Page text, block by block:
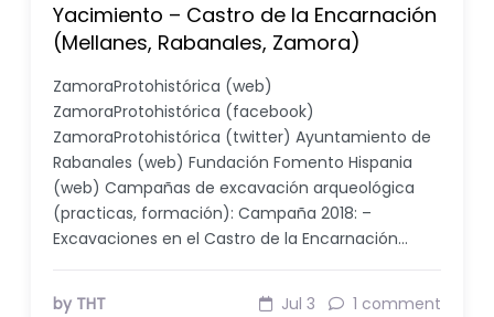
Yacimiento – Castro de la Encarnación
(Mellanes, Rabanales, Zamora)
ZamoraProtohistórica (web)
ZamoraProtohistórica (facebook)
ZamoraProtohistórica (twitter) Ayuntamiento de
Rabanales (web) Fundación Fomento Hispania
(web) Campañas de excavación arqueológica
(practicas, formación): Campaña 2018: –
Excavaciones en el Castro de la Encarnación…
by THT Jul 3 1 comment